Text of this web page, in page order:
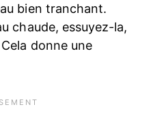
bien tranchant.
chaude, essuyez-la,
donne une